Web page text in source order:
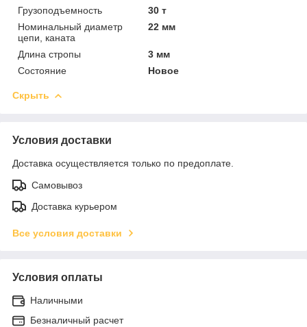
Грузоподъемность
30 т
Номинальный диаметр
цепи, каната
22 мм
Длина стропы
3 мм
Состояние
Новое
Скрыть
Условия доставки
Доставка осуществляется только по предоплате.
Самовывоз
Доставка курьером
Все условия доставки
Условия оплаты
Наличными
Безналичный расчет